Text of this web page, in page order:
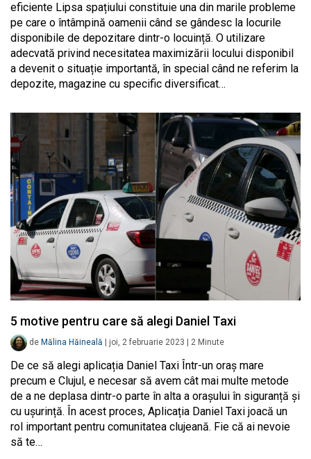
eficiente Lipsa spațiului constituie una din marile probleme
pe care o întâmpină oamenii când se gândesc la locurile
disponibile de depozitare dintr-o locuință. O utilizare
adecvată privind necesitatea maximizării locului disponibil
a devenit o situație importantă, în special când ne referim la
depozite, magazine cu specific diversificat…
5 motive pentru care să alegi Daniel Taxi
de Mălina Hăineală joi, 2 februarie 2023 2 Minute
De ce să alegi aplicația Daniel Taxi Într-un oraș mare
precum e Clujul, e necesar să avem cât mai multe metode
de a ne deplasa dintr-o parte în alta a orașului în siguranță și
cu ușurință. În acest proces, Aplicația Daniel Taxi joacă un
rol important pentru comunitatea clujeană. Fie că ai nevoie
să te…